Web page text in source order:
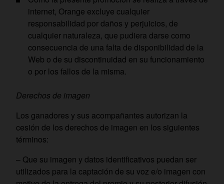
internet, Orange excluye cualquier
responsabilidad por daños y perjuicios, de
cualquier naturaleza, que pudiera darse como
consecuencia de una falta de disponibilidad de la
Web o de su discontinuidad en su funcionamiento
o por los fallos de la misma.
Derechos de imagen
Los ganadores y sus acompañantes autorizan la
cesión de los derechos de imagen en los siguientes
términos:
– Que su imagen y datos identificativos puedan ser
utilizados para la captación de su voz e/o imagen con